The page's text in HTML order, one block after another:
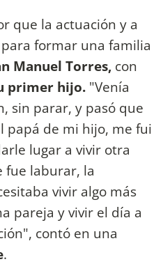
que la actuación y a
formar una familia
Manuel Torres, con
primer hijo. "Venía
sin parar, y pasó que
papá de mi hijo, me fui
lugar a vivir otra
fue laburar, la
vivir algo más
pareja y vivir el día a
contó en una
.